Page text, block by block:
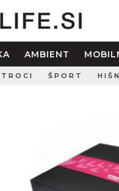
AMBIENT
ŠPORT